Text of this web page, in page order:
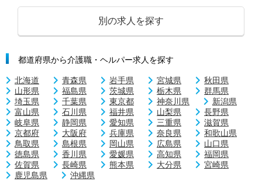
別の求人を探す
都道府県から介護職・ヘルパー求人を探す
北海道 青森県 岩手県 宮城県
秋田県
山形県
福島県 茨城県 栃木県
群馬県
埼玉県
千葉県 東京都 神奈川県
新潟県
富山県
石川県 福井県 山梨県
長野県
岐阜県
静岡県 愛知県 三重県
滋賀県
京都府
大阪府 兵庫県 奈良県
和歌山県
鳥取県
島根県 岡山県 広島県
山口県
徳島県
香川県 愛媛県 高知県
福岡県
佐賀県
長崎県 熊本県 大分県
宮崎県
鹿児島県
沖縄県